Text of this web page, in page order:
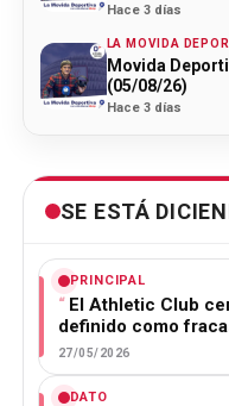
Hace 3 días
LA MOVIDA
Movida
(05/08/26)
Hace 3 días
SE ESTÁ
PRINCIPAL
El Athletic Club
definido como
27/05/2026
DATO